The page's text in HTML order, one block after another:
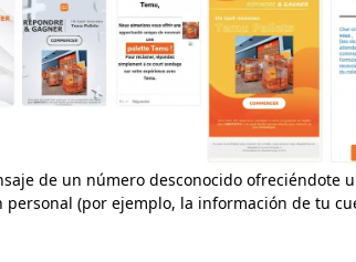
de un número desconocido
(por ejemplo, la información de tu